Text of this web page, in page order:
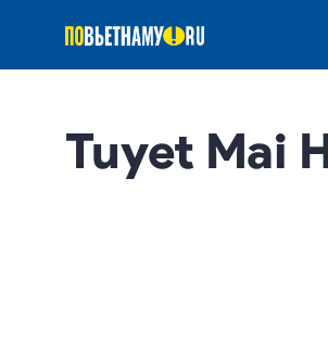
Tuyet Mai